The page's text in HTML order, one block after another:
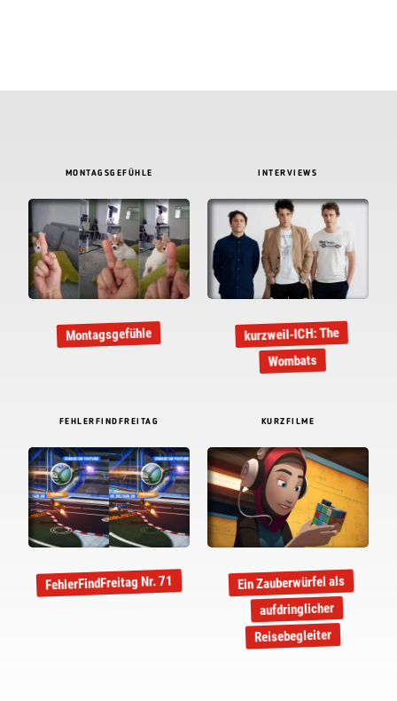
MONTAGSGEFÜHLE
Montagsgefühle
INTERVIEWS
kurzweil-ICH: The
Wombats
FEHLERFINDFREITAG
FehlerFindFreitag Nr. 71
KURZFILME
Ein Zauberwürfel als
aufdringlicher
Reisebegleiter